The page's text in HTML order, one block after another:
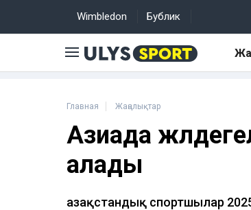
Wimbledon Бублик
Главная Жаңалықтар
Азиада
алады
Қазақстандық спортшылар